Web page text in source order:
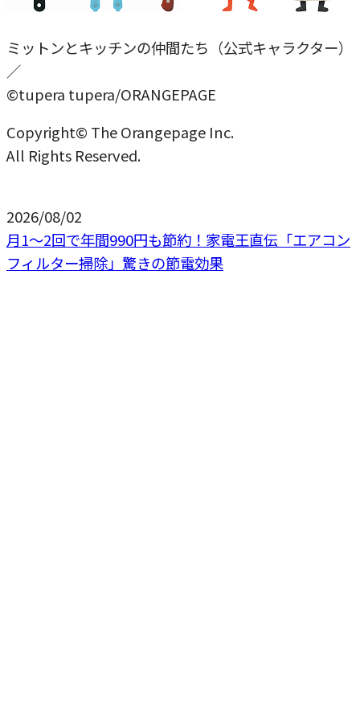
ミットンとキッチンの仲間たち（公式キャラクター）
／
©tupera tupera/ORANGEPAGE
Copyright© The Orangepage Inc.
All Rights Reserved.
2026/08/02
月1〜2回で年間990円も節約！家電王直伝「エアコン
フィルター掃除」驚きの節電効果